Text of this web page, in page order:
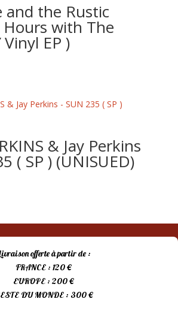
and the Rustic
Hours with The
EP )
& Jay Perkins
( SP ) (UNISUED)
offerte à partir de :
FRANCE : 120 €
EUROPE : 200 €
DU MONDE : 300 €